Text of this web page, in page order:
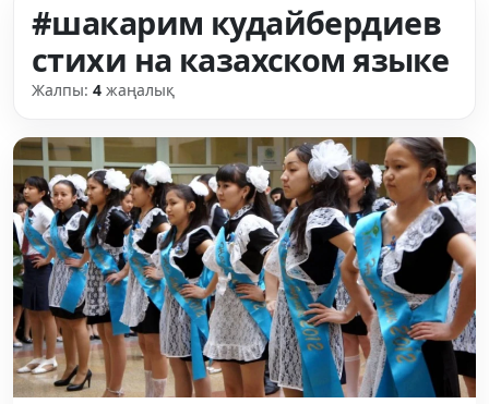
#шакарим кудайбердиев
стихи на казахском языке
Жалпы: 4 жаңалық